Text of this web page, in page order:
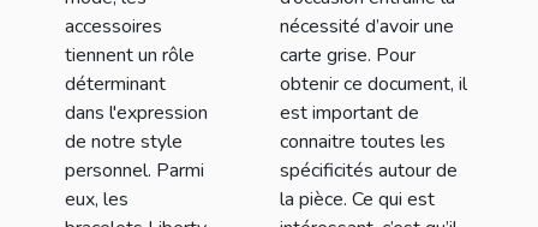
style
quotidien
accessoires
tiennent un rôle
déterminant
dans l'expression
de notre style
personnel. Parmi
eux, les
nécessité d’avoir une
carte grise. Pour
obtenir ce document, il
est important de
connaitre toutes les
spécificités autour de
la pièce. Ce qui est